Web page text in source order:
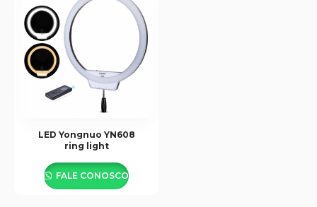
LED Yongnuo YN608
ring light
FALE CONOSCO